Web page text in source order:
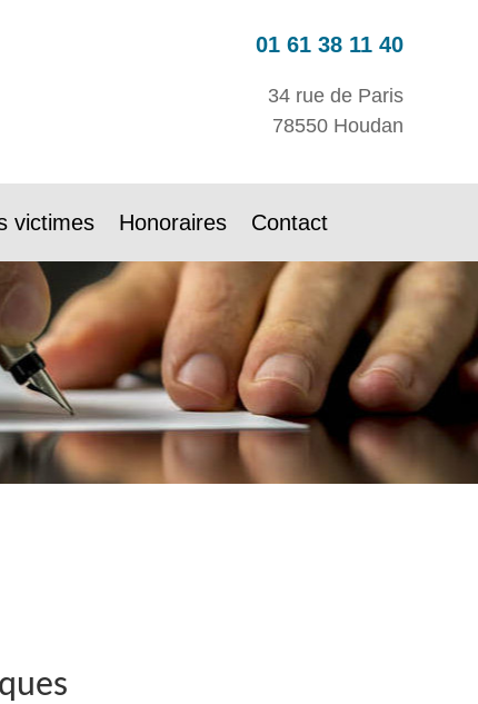
01 61 38 11 40
34 rue de Paris
78550 Houdan
victimes Honoraires Contact